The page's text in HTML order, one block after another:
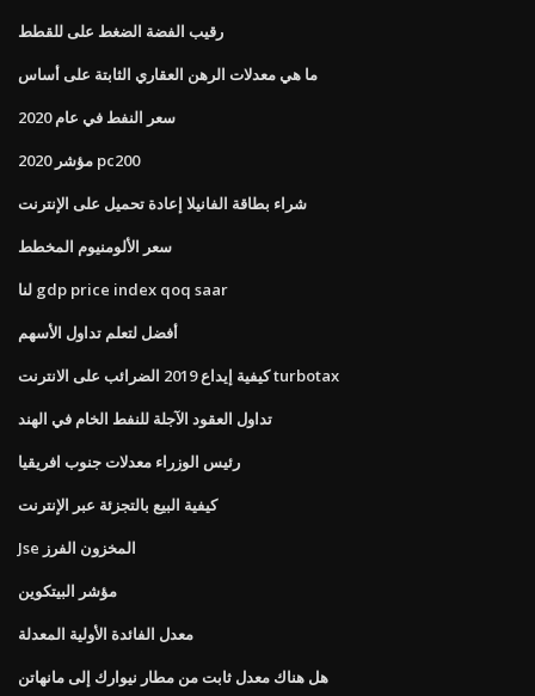
رقيب الفضة الضغط على للقطط
ما هي معدلات الرهن العقاري الثابتة على أساس
سعر النفط في عام 2020
مؤشر 2020 pc200
شراء بطاقة الفانيلا إعادة تحميل على الإنترنت
سعر الألومنيوم المخطط
لنا gdp price index qoq saar
أفضل لتعلم تداول الأسهم
كيفية إيداع 2019 الضرائب على الانترنت turbotax
تداول العقود الآجلة للنفط الخام في الهند
رئيس الوزراء معدلات جنوب افريقيا
كيفية البيع بالتجزئة عبر الإنترنت
Jse المخزون الفرز
مؤشر البيتكوين
معدل الفائدة الأولية المعدلة
هل هناك معدل ثابت من مطار نيوارك إلى مانهاتن